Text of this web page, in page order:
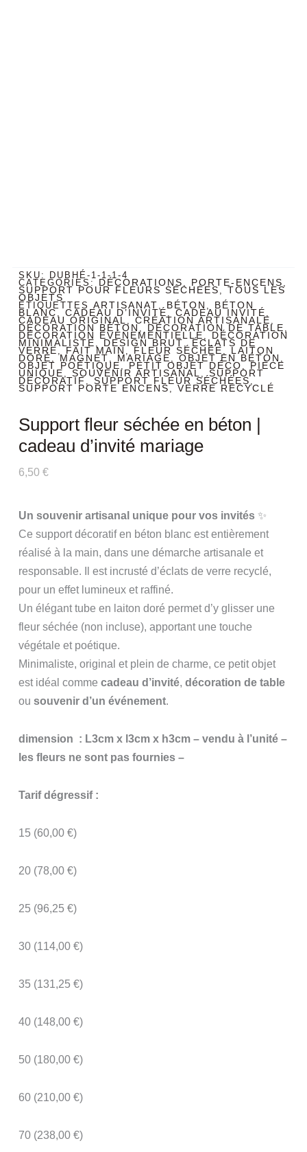
SKU: DUBHÉ-1-1-1-4
CATEGORIES: DÉCORATIONS , PORTE-ENCENS ,
SUPPORT POUR FLEURS SÉCHÉES , TOUS LES
OBJETS
ÉTIQUETTES ARTISANAT , BÉTON , BÉTON
BLANC , CADEAU D’INVITÉ , CADEAU INVITÉ ,
CADEAU ORIGINAL , CRÉATION ARTISANALE ,
DÉCORATION BÉTON , DÉCORATION DE TABLE ,
DÉCORATION ÉVÉNEMENTIELLE , DÉCORATION
MINIMALISTE , DESIGN BRUT , ÉCLATS DE
VERRE , FAIT MAIN , FLEUR SÉCHÉE , LAITON
DORÉ , MAGNET , MARIAGE , OBJET EN BÉTON ,
OBJET POÉTIQUE , PETIT OBJET DÉCO , PIÈCE
UNIQUE , SOUVENIR ARTISANAL ,SUPPORT
DÉCORATIF , SUPPORT FLEUR SÉCHÉES ,
SUPPORT PORTE ENCENS , VERRE RECYCLÉ
Support fleur séchée en béton |
cadeau d’invité mariage
6,50 €
Un souvenir artisanal unique pour vos invités✨
Ce support décoratif en béton blanc est entièrement
réalisé à la main, dans une démarche artisanale et
responsable. Il est incrusté d’éclats de verre recyclé,
pour un effet lumineux et raffiné.
Un élégant tube en laiton doré permet d’y glisser une
fleur séchée (non incluse), apportant une touche
végétale et poétique.
Minimaliste, original et plein de charme, ce petit objet
est idéal comme cadeau d’invité, décoration de table
ou souvenir d’un événement.
dimension : L3cm x l3cm x h3cm – vendu à l’unité –
les fleurs ne sont pas fournies –
Tarif dégressif :
15 (60,00 €)
20 (78,00 €)
25 (96,25 €)
30 (114,00 €)
35 (131,25 €)
40 (148,00 €)
50 (180,00 €)
60 (210,00 €)
70 (238,00 €)